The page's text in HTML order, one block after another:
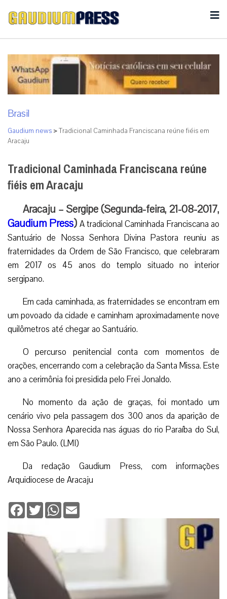
Brasil
Gaudium news >Tradicional Caminhada Franciscana reúne fiéis em
Aracaju
Tradicional Caminhada Franciscana reúne
fiéis em Aracaju
Aracaju – Sergipe (Segunda-feira, 21-08-2017,
Gaudium Press) A tradicional Caminhada Franciscana ao
Santuário de Nossa Senhora Divina Pastora reuniu as
fraternidades da Ordem de São Francisco, que celebraram
em 2017 os 45 anos do templo situado no interior
sergipano.
Em cada caminhada, as fraternidades se encontram em
um povoado da cidade e caminham aproximadamente nove
quilômetros até chegar ao Santuário.
O percurso penitencial conta com momentos de
orações, encerrando com a celebração da Santa Missa. Este
ano a cerimônia foi presidida pelo Frei Jonaldo.
No momento da ação de graças, foi montado um
cenário vivo pela passagem dos 300 anos da aparição de
Nossa Senhora Aparecida nas águas do rio Paraíba do Sul,
em São Paulo. (LMI)
Da redação Gaudium Press, com informações
Arquidiocese de Aracaju
Facebook
TwitterWhatsApp